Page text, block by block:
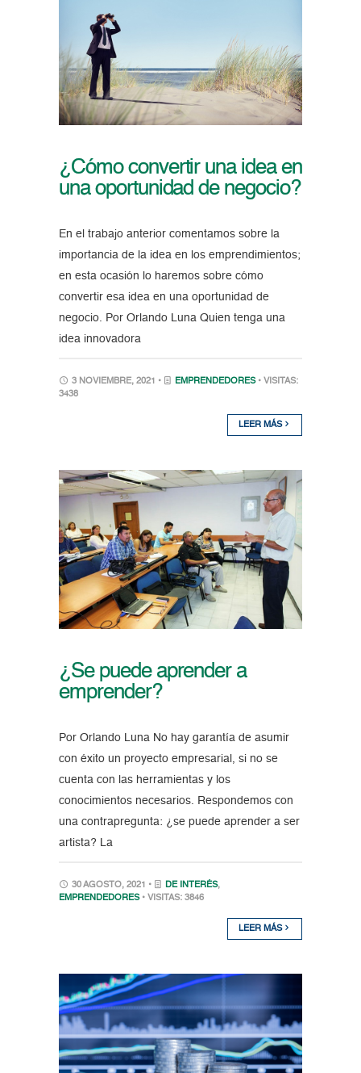
¿Cómo convertir una idea en
una oportunidad de negocio?
En el trabajo anterior comentamos sobre la
importancia de la idea en los emprendimientos;
en esta ocasión lo haremos sobre cómo
convertir esa idea en una oportunidad de
negocio. Por Orlando Luna Quien tenga una
idea innovadora
3 NOVIEMBRE, 2021 • EMPRENDEDORES • VISITAS:
3438
LEER MÁS
¿Se puede aprender a
emprender?
Por Orlando Luna No hay garantía de asumir
con éxito un proyecto empresarial, si no se
cuenta con las herramientas y los
conocimientos necesarios. Respondemos con
una contrapregunta: ¿se puede aprender a ser
artista? La
30 AGOSTO, 2021 • DE INTERÉS,
EMPRENDEDORES • VISITAS: 3846
LEER MÁS